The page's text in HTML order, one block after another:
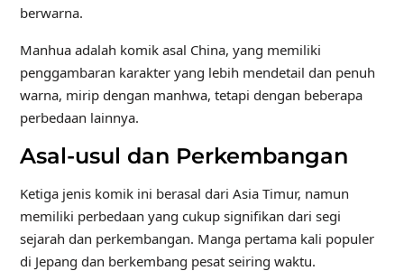
berwarna.
Manhua adalah komik asal China, yang memiliki
penggambaran karakter yang lebih mendetail dan penuh
warna, mirip dengan manhwa, tetapi dengan beberapa
perbedaan lainnya.
Asal-usul dan Perkembangan
Ketiga jenis komik ini berasal dari Asia Timur, namun
memiliki perbedaan yang cukup signifikan dari segi
sejarah dan perkembangan. Manga pertama kali populer
di Jepang dan berkembang pesat seiring waktu.